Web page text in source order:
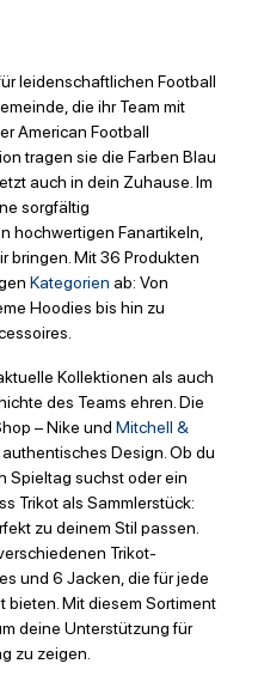
leidenschaftlichen Football
die ihr Team mit
American Football
tragen sie die Farben Blau
auch in dein Zuhause. Im
sorgfältig
hochwertigen Fanartikeln,
bringen. Mit 36 Produkten
Kategorien ab: Von
Hoodies bis hin zu
Kollektionen als auch
des Teams ehren. Die
– Nike und Mitchell &
Design. Ob du
Spieltag suchst oder ein
Trikot als Sammlerstück:
zu deinem Stil passen.
Trikot-
und 6 Jacken, die für jede
Mit diesem Sortiment
deine Unterstützung für
zu zeigen.